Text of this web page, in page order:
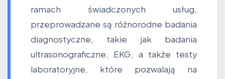
ramach świadczonych usług,
przeprowadzane są różnorodne badania
diagnostyczne, takie jak badania
ultrasonograficzne, EKG, a także testy
laboratoryjne, które pozwalają na